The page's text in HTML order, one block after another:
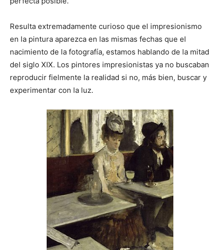
Resulta extremadamente curioso que el impresionismo
en la pintura aparezca en las mismas fechas que el
nacimiento de la fotografía, estamos hablando de la mitad
del siglo XIX. Los pintores impresionistas ya no buscaban
reproducir fielmente la realidad si no, más bien, buscar y
experimentar con la luz.